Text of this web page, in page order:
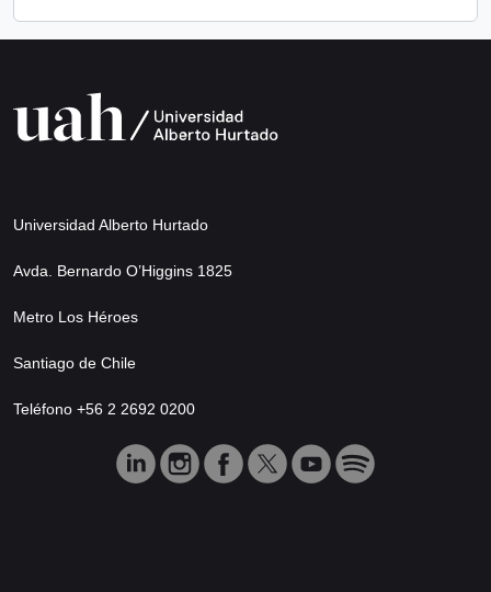
Universidad Alberto Hurtado
Avda. Bernardo O’Higgins 1825
Metro Los Héroes
Santiago de Chile
Teléfono +56 2 2692 0200